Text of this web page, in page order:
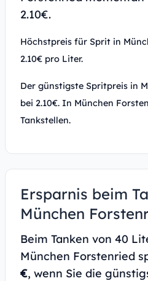
2.10€.
Höchstpreis für Sprit in
2.10€ pro Liter.
Der günstigste Spritpreis in
bei 2.10€. In München
Tankstellen.
Ersparnis beim
München
Beim Tanken von 40
München Forstenried
€, wenn Sie die